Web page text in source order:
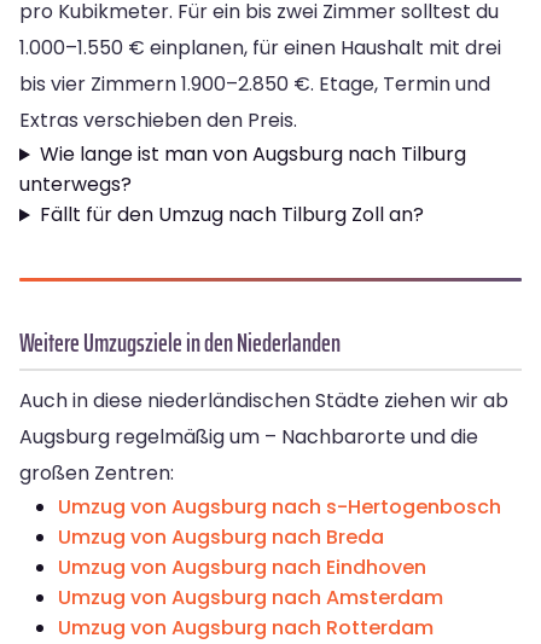
pro Kubikmeter. Für ein bis zwei Zimmer solltest du
1.000–1.550 € einplanen, für einen Haushalt mit drei
bis vier Zimmern 1.900–2.850 €. Etage, Termin und
Extras verschieben den Preis.
Wie lange ist man von Augsburg nach Tilburg
unterwegs?
Fällt für den Umzug nach Tilburg Zoll an?
Weitere Umzugsziele in den Niederlanden
Auch in diese niederländischen Städte ziehen wir ab
Augsburg regelmäßig um – Nachbarorte und die
großen Zentren:
Umzug von Augsburg nach s-Hertogenbosch
Umzug von Augsburg nach Breda
Umzug von Augsburg nach Eindhoven
Umzug von Augsburg nach Amsterdam
Umzug von Augsburg nach Rotterdam